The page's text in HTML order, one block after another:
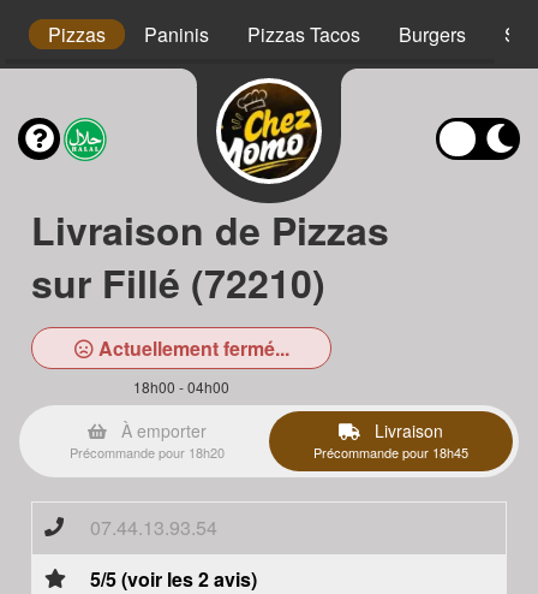
Pizzas Paninis Pizzas Tacos Burgers
Livraison de Pizzas
sur Fillé (72210)
Actuellement fermé...
18h00 - 04h00
À emporter
Précommande pour 18h20
Livraison
Précommande pour 18h45
07.44.13.93.54
5/5 (voir les 2 avis)